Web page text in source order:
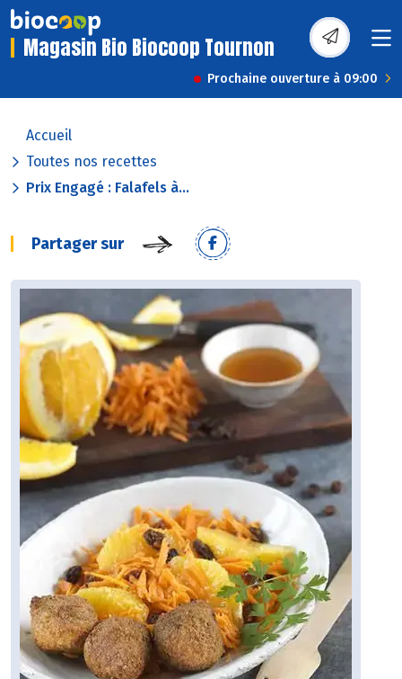
Magasin Bio Biocoop Tournon
Prochaine ouverture à 09:00
Accueil
Toutes nos recettes
Prix Engagé : Falafels à...
Partager sur